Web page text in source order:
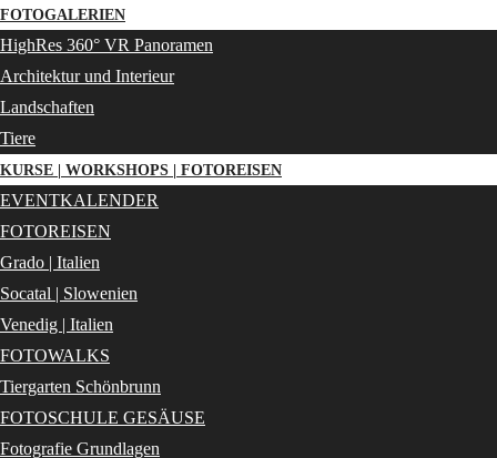
FOTOGALERIEN
HighRes 360° VR Panoramen
Architektur und Interieur
Landschaften
Tiere
KURSE | WORKSHOPS | FOTOREISEN
EVENTKALENDER
FOTOREISEN
Grado | Italien
Socatal | Slowenien
Venedig | Italien
FOTOWALKS
Tiergarten Schönbrunn
FOTOSCHULE GESÄUSE
Fotografie Grundlagen